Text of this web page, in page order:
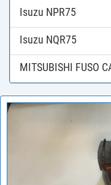
Isuzu NPR75
Isuzu NQR75
MITSUBISHI FUSO